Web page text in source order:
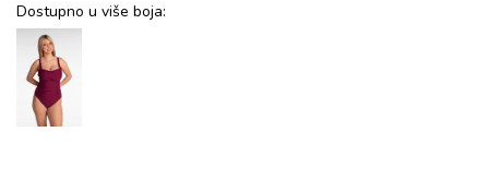
Dostupno u više boja: